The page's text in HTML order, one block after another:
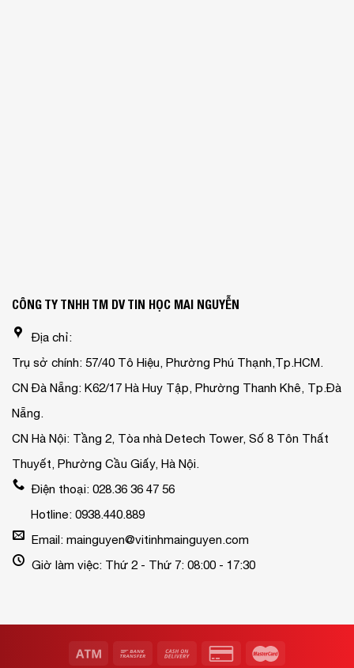
CÔNG TY TNHH TM DV TIN HỌC MAI NGUYỄN
Địa chỉ:
Trụ sở chính: 57/40 Tô Hiệu, Phường Phú Thạnh,Tp.HCM.
CN Đà Nẵng: K62/17 Hà Huy Tập, Phường Thanh Khê, Tp.Đà
Nẵng.
CN Hà Nội: Tầng 2, Tòa nhà Detech Tower, Số 8 Tôn Thất
Thuyết, Phường Cầu Giấy, Hà Nội.
Điện thoại: 028.36 36 47 56
Hotline: 0938.440.889
Email: mainguyen@vitinhmainguyen.com
Giờ làm việc: Thứ 2 - Thứ 7: 08:00 - 17:30